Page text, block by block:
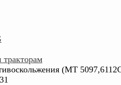
тракторам
(МТ